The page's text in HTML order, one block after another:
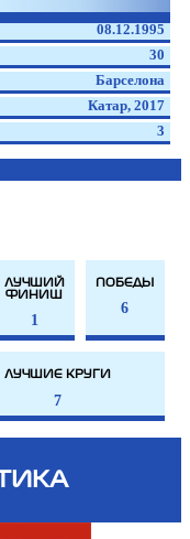
08.12.1995
30
Барселона
Катар, 2017
3
ЛУЧШИЙ
ФИНИШ
1
ПОБЕДЫ
6
ЛУЧШИЕ КРУГИ
7